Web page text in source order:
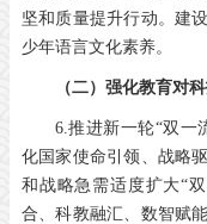
坚和质量提升行动。建
少年语言文化素养。
（二）强化教育对
6.推进新一轮“双一
化国家使命引领、战略
和战略急需适度扩大“
合、科教融汇、数智赋